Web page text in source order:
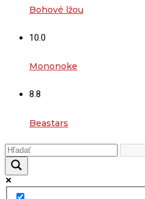
Bohové lžou
10.0
Mononoke
8.8
Beastars